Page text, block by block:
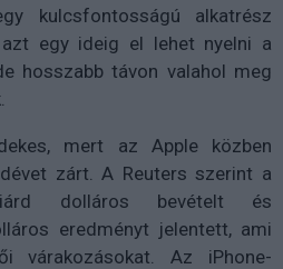
kulcsfontosságú alkatrész
egy ideig el lehet nyelni a
hosszabb távon valahol meg
mert az Apple közben
zárt. A Reuters szerint a
dolláros bevételt és
eredményt jelentett, ami
várakozásokat. Az iPhone-